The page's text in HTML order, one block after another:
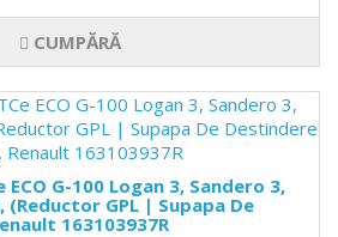
CUMPĂRĂ
ECO G-100 Logan 3, Sandero 3,
GPL | Supapa De
163103937R